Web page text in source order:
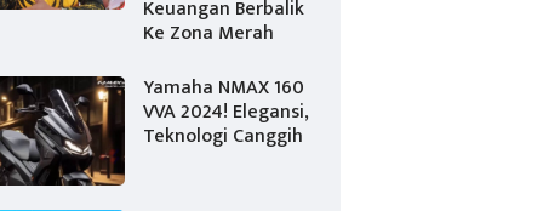
Keuangan Berbalik
Ke Zona Merah
Yamaha NMAX 160
VVA 2024! Elegansi,
Teknologi Canggih